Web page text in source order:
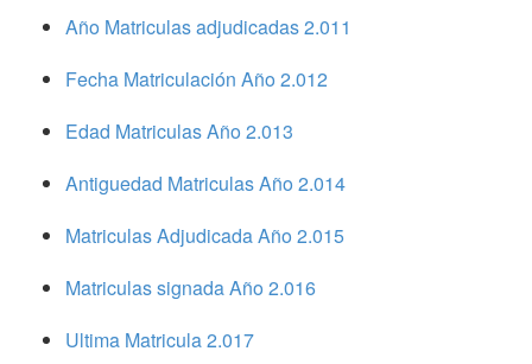
Año Matriculas adjudicadas 2.011
Fecha Matriculación Año 2.012
Edad Matriculas Año 2.013
Antiguedad Matriculas Año 2.014
Matriculas Adjudicada Año 2.015
Matriculas signada Año 2.016
Ultima Matricula 2.017